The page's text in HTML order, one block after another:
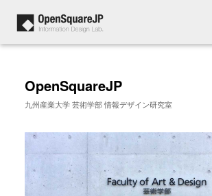
OpenSquareJP
九州産業大学 芸術学部 情報デザイン研究室